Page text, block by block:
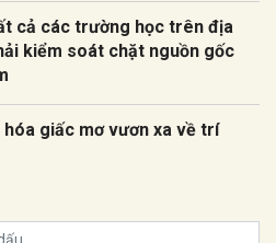
cả các trường học trên địa
kiểm soát chặt nguồn gốc
hóa giấc mơ vươn xa về trí